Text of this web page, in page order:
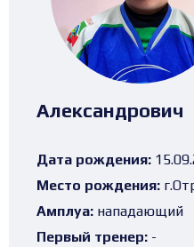
Александрович
Дата рождения:
Место рождения:
Амплуа: нападающий
Первый тренер: -